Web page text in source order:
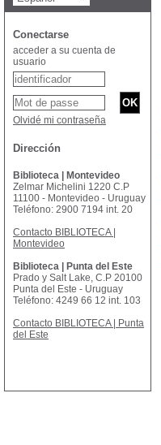
Conectarse
acceder a su cuenta de
usuario
Olvidé mi contraseña
Dirección
Biblioteca | Montevideo
Zelmar Michelini 1220 C.P
11100 - Montevideo - Uruguay
Teléfono: 2900 7194 int. 20
Contacto BIBLIOTECA |
Montevideo
Biblioteca | Punta del Este
Prado y Salt Lake, C.P 20100
Punta del Este - Uruguay
Teléfono: 4249 66 12 int. 103
Contacto BIBLIOTECA | Punta
del Este